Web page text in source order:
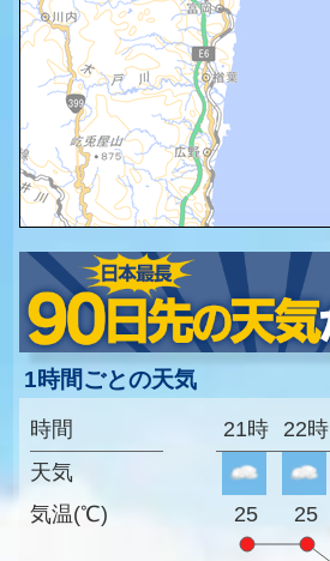
1時間ごとの天気
時間
天気
気温(℃)
21時 22時
25 25